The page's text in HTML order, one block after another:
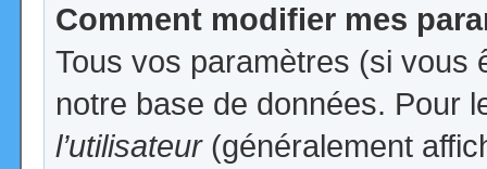
Comment modifier mes
Tous vos paramètres (si vous
notre base de données. Pour
l’utilisateur(généralement